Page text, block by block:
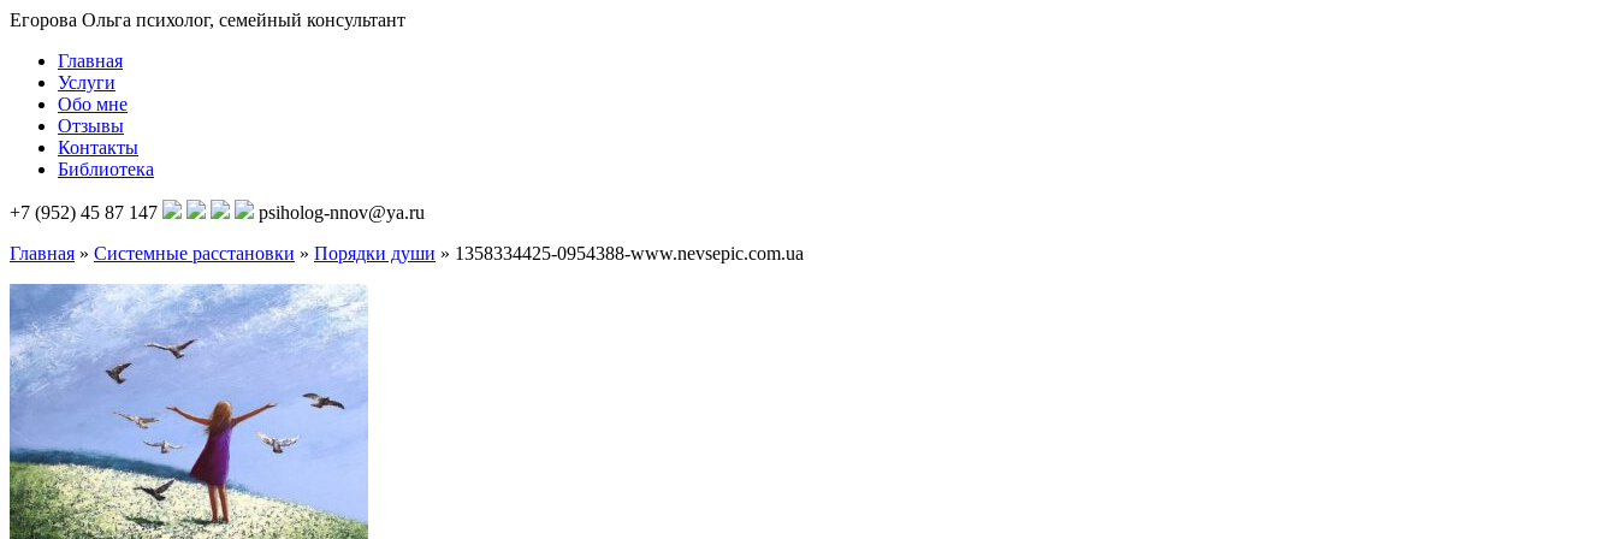
Егорова Ольга психолог, семейный консультант
Главная
Услуги
Обо мне
Отзывы
Контакты
Библиотека
+7 (952) 45 87 147
psiholog-nnov@ya.ru
Главная » Системные расстановки » Порядки души » 1358334425-0954388-www.nevsepic.com.ua